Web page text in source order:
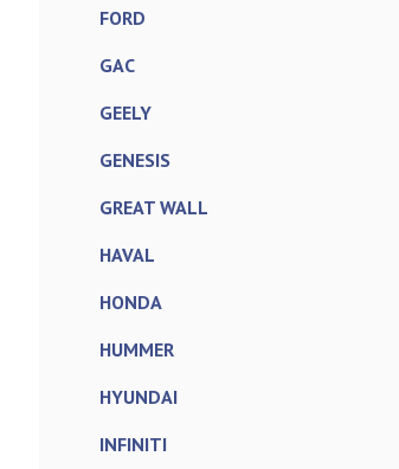
FORD
GAC
GEELY
GENESIS
GREAT WALL
HAVAL
HONDA
HUMMER
HYUNDAI
INFINITI